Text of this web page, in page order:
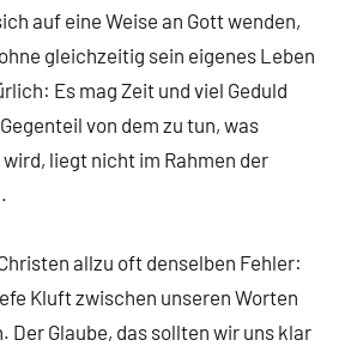
auf eine Weise an Gott wenden,
gleichzeitig sein eigenes Leben
Es mag Zeit und viel Geduld
von dem zu tun, was
liegt nicht im Rahmen der
allzu oft denselben Fehler:
Kluft zwischen unseren Worten
Der Glaube, das sollten wir uns klar